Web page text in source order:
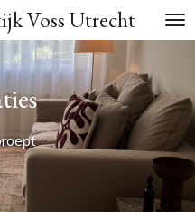
Voss Utrecht